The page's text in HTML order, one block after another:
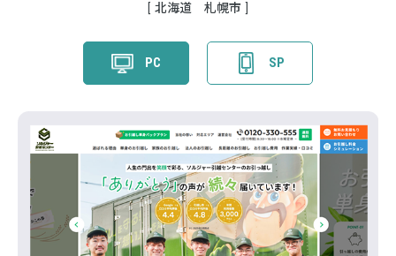
北海道 札幌市
PC SP